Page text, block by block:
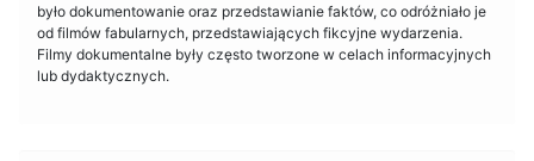
było dokumentowanie oraz przedstawianie faktów, co odróżniało je
od filmów fabularnych, przedstawiających fikcyjne wydarzenia.
Filmy dokumentalne były często tworzone w celach informacyjnych
lub dydaktycznych.